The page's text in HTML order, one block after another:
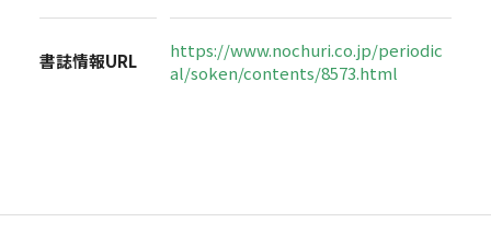
書誌情報URL
https://www.nochuri.co.jp/periodic
al/soken/contents/8573.html